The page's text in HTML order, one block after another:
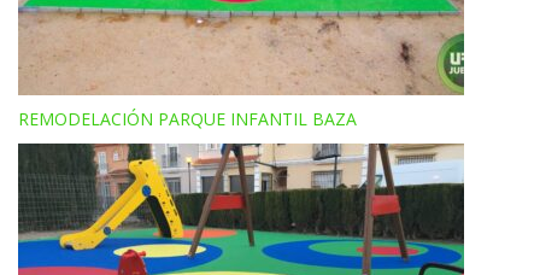
REMODELACIÓN PARQUE INFANTIL BAZA